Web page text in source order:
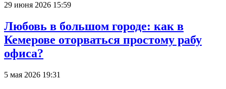
29 июня 2026 15:59
Любовь в большом городе: как в
Кемерове оторваться простому рабу
офиса?
5 мая 2026 19:31